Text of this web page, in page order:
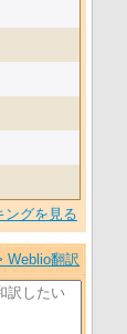
ングを見る
Weblio翻訳